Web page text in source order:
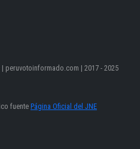
| 2017 - 2025
fuente Página Oficial del JNE